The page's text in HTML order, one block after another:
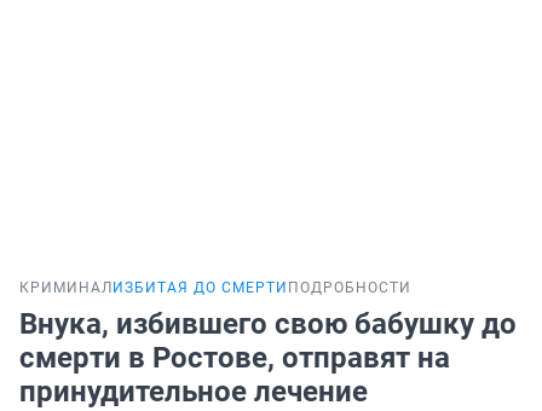
КРИМИНАЛ ИЗБИТАЯ ДО СМЕРТИ ПОДРОБНОСТИ
Внука, избившего свою бабушку до
смерти в Ростове, отправят на
принудительное лечение